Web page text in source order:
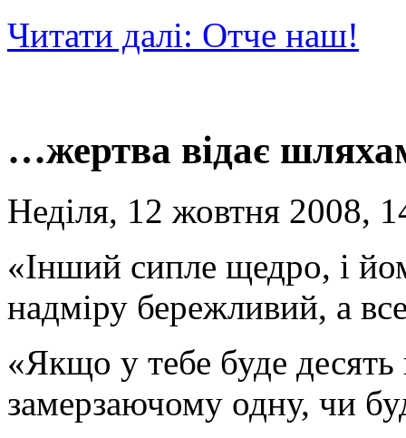
Читати далі: Отче наш!
…жертва відає
Неділя, 12 жовтня 2008,
«Інший сипле щедро, і
надміру бережливий, а
«Якщо у тебе буде
замерзаючому одну, чи